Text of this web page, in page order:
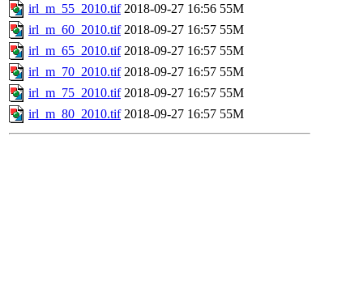
irl_m_55_2010.tif 2018-09-27 16:56 55M
irl_m_60_2010.tif 2018-09-27 16:57 55M
irl_m_65_2010.tif 2018-09-27 16:57 55M
irl_m_70_2010.tif 2018-09-27 16:57 55M
irl_m_75_2010.tif 2018-09-27 16:57 55M
irl_m_80_2010.tif 2018-09-27 16:57 55M